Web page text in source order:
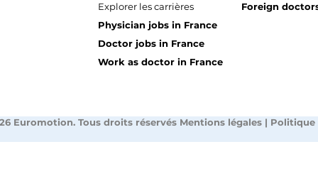
Explorer les carrières
Physician jobs in France
Doctor jobs in France
Work as doctor in France
Foreign
Euromotion. Tous droits réservés Mentions légales| Politique